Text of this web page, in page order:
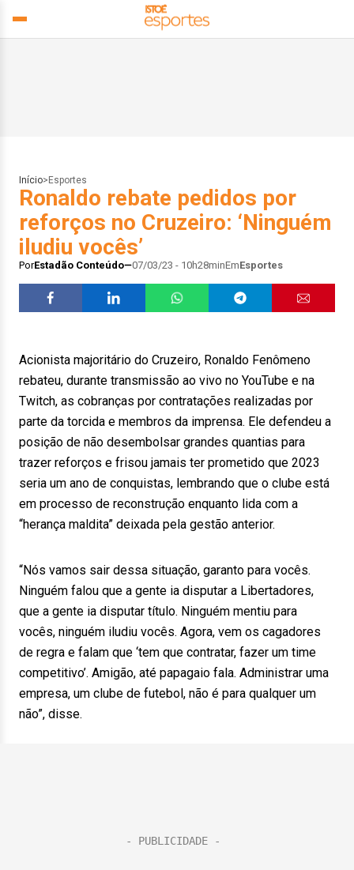
Início> Esportes
Ronaldo rebate pedidos por
reforços no Cruzeiro: ‘Ninguém
iludiu vocês’
PorEstadão Conteúdo 07/03/23 - 10h28minEmEsportes
Acionista majoritário do Cruzeiro, Ronaldo Fenômeno
rebateu, durante transmissão ao vivo no YouTube e na
Twitch, as cobranças por contratações realizadas por
parte da torcida e membros da imprensa. Ele defendeu a
posição de não desembolsar grandes quantias para
trazer reforços e frisou jamais ter prometido que 2023
seria um ano de conquistas, lembrando que o clube está
em processo de reconstrução enquanto lida com a
“herança maldita” deixada pela gestão anterior.
“Nós vamos sair dessa situação, garanto para vocês.
Ninguém falou que a gente ia disputar a Libertadores,
que a gente ia disputar título. Ninguém mentiu para
vocês, ninguém iludiu vocês. Agora, vem os cagadores
de regra e falam que ‘tem que contratar, fazer um time
competitivo’. Amigão, até papagaio fala. Administrar uma
empresa, um clube de futebol, não é para qualquer um
não”, disse.